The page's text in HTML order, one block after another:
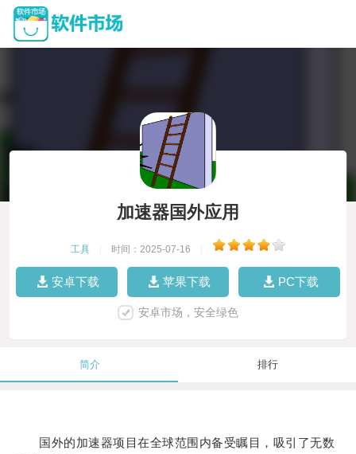
加速器国外应用
工具 时间：2025-07-16
安卓下载 苹果下载 PC下载
安卓市场，安全绿色
简介 排行
国外的加速器项目在全球范围内备受瞩目，吸引了无数